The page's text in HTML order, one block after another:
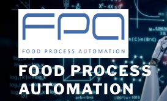
Zum
Inhalt
FOOD PROCESS
AUTOMATION